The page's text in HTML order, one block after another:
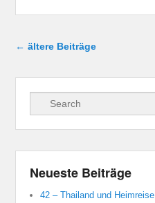
Beitragsnavigation
← ältere Beiträge
Suche
Neueste Beiträge
42 – Thailand und Heimreise